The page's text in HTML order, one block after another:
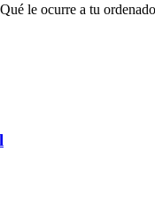
le ocurre a tu